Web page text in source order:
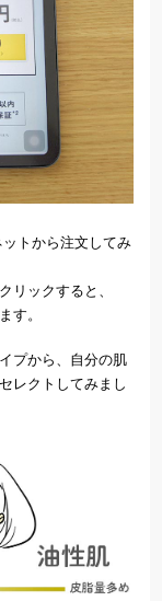
トから注文してみ
リックすると、
す。
プから、自分の肌
レクトしてみまし